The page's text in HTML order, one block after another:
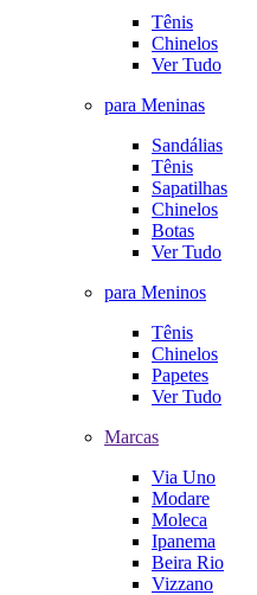
Tênis
Chinelos
Ver Tudo
para Meninas
Sandálias
Tênis
Sapatilhas
Chinelos
Botas
Ver Tudo
para Meninos
Tênis
Chinelos
Papetes
Ver Tudo
Marcas
Via Uno
Modare
Moleca
Ipanema
Beira Rio
Vizzano